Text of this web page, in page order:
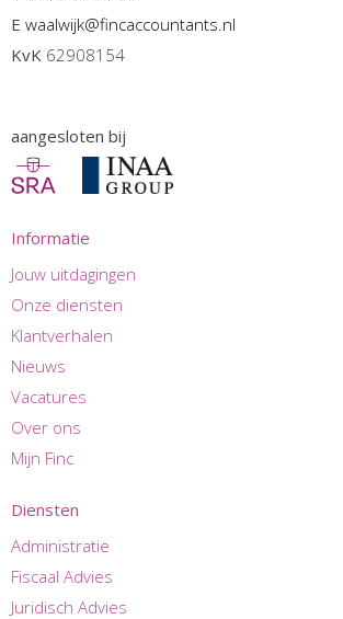
E waalwijk@fincaccountants.nl
KvK 62908154
aangesloten bij
Informatie
Jouw uitdagingen
Onze diensten
Klantverhalen
Nieuws
Vacatures
Over ons
Mijn Finc
Diensten
Administratie
Fiscaal Advies
Juridisch Advies